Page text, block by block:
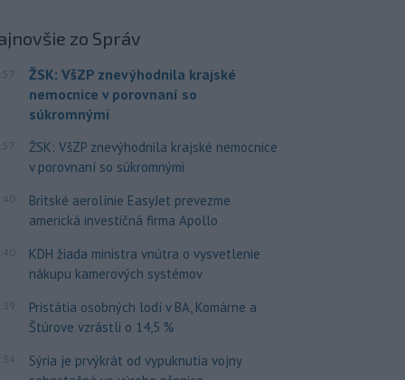
zo Správ
ŽSK: VšZP znevýhodnila krajské
nemocnice v porovnaní so
súkromnými
ŽSK: VšZP znevýhodnila krajské nemocnice
v porovnaní so súkromnými
Britské aerolínie EasyJet prevezme
americká investičná firma Apollo
KDH žiada ministra vnútra o vysvetlenie
nákupu kamerových systémov
Pristátia osobných lodí v BA, Komárne a
Štúrove vzrástli o 14,5 %
Sýria je prvýkrát od vypuknutia vojny